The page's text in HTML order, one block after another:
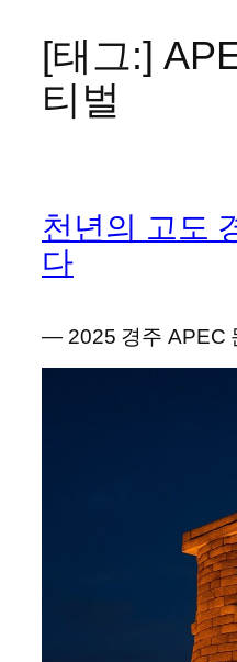
[태그:]
티벌
천년의 고도
다
― 2025 경주 APEC